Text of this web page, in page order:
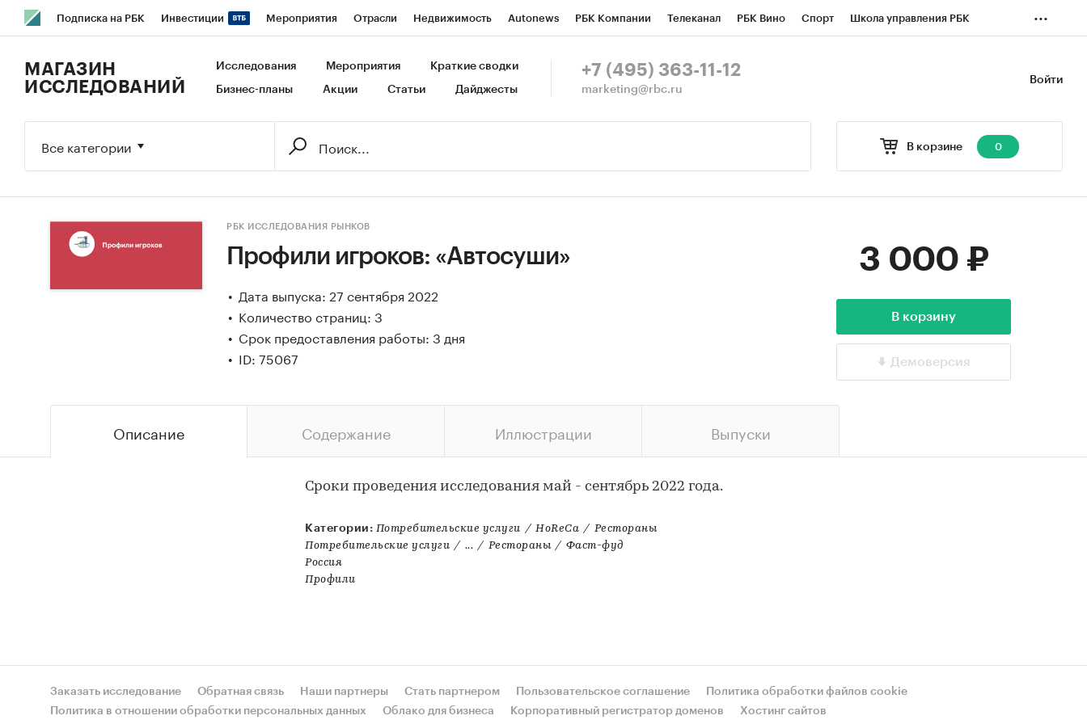
Подписка на РБК Инвестиции Мероприятия Отрасли Недвижимость Autonews РБК Компании Телеканал РБК Вино Спорт Школа управления РБК
Исследования Кредитные рейтинги Франшизы Газета Спецпроекты СПб Конференции СПб Спецпроекты
...
Войти
МАГАЗИН
ИССЛЕДОВАНИЙ
Исследования Мероприятия Краткие сводки
Бизнес-планы Акции Статьи Дайджесты
+7 (495) 363-11-12
marketing@rbc.ru
В корзине 0
Все категории
РБК ИССЛЕДОВАНИЯ РЫНКОВ
Профили игроков: «Автосуши»
Дата выпуска: 27 сентября 2022
Количество страниц: 3
Срок предоставления работы: 3 дня
ID: 75067
3 000 ₽
В корзину
Демоверсия
Описание Содержание Иллюстрации Выпуски
Сроки проведения исследования май - сентябрь 2022 года.
Категории: Потребительские услуги / HoReCa / Рестораны
Потребительские услуги / ... / Рестораны / Фаст-фуд
Россия
Профили
Заказать исследование Обратная связь Наши партнеры Стать партнером Пользовательское соглашение
Политика обработки файлов cookie
Политика в отношении обработки персональных данных
Облако для бизнеса Корпоративный регистратор доменов Хостинг сайтов